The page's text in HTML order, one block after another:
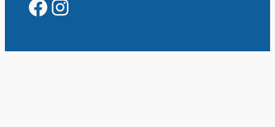
https://
https://